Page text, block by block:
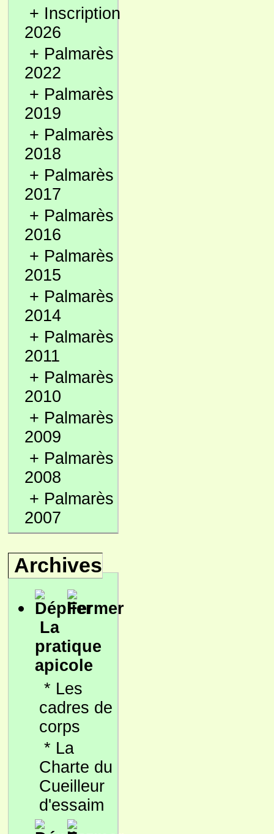
+ Inscription
2026
+ Palmarès
2022
+ Palmarès
2019
+ Palmarès
2018
+ Palmarès
2017
+ Palmarès
2016
+ Palmarès
2015
+ Palmarès
2014
+ Palmarès
2011
+ Palmarès
2010
+ Palmarès
2009
+ Palmarès
2008
+ Palmarès
2007
Archives
La
pratique
apicole
* Les
cadres de
corps
* La
Charte du
Cueilleur
d'essaim